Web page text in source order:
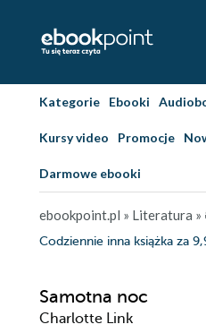
Kategorie Ebooki
Kursy video Promocje
Darmowe ebooki
ebookpoint.pl » Literatura »
Codziennie inna książka za
Samotna noc
Charlotte Link